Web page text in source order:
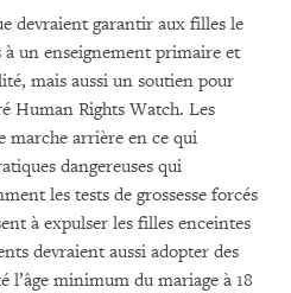
devraient garantir aux filles le
à un enseignement primaire et
mais aussi un soutien pour
Human Rights Watch. Les
marche arrière en ce qui
dangereuses qui
les tests de grossesse forcés
à expulser les filles enceintes
devraient aussi adopter des
l’âge minimum du mariage à 18